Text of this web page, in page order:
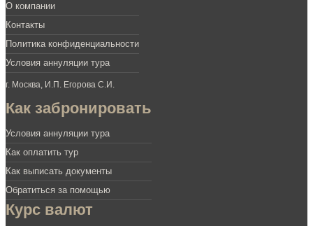
О компании
Контакты
Политика конфиденциальности
Условия аннуляции тура
г. Москва, И.П. Егорова С.И.
Как забронировать
Условия аннуляции тура
Как оплатить тур
Как выписать документы
Обратиться за помощью
Курс валют